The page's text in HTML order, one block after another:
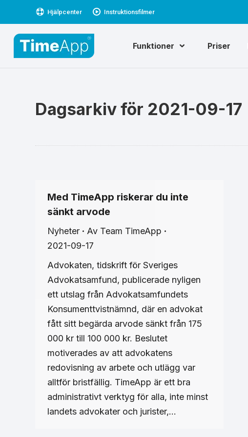
Hjälpcenter Instruktionsfilmer
Funktioner Priser
Dagsarkiv för 2021-09-17
Med TimeApp riskerar du inte
sänkt arvode
Nyheter Av Team TimeApp
2021-09-17
Advokaten, tidskrift för Sveriges
Advokatsamfund, publicerade nyligen
ett utslag från Advokatsamfundets
Konsumenttvistnämnd, där en advokat
fått sitt begärda arvode sänkt från 175
000 kr till 100 000 kr. Beslutet
motiverades av att advokatens
redovisning av arbete och utlägg var
alltför bristfällig. TimeApp är ett bra
administrativt verktyg för alla, inte minst
landets advokater och jurister,…